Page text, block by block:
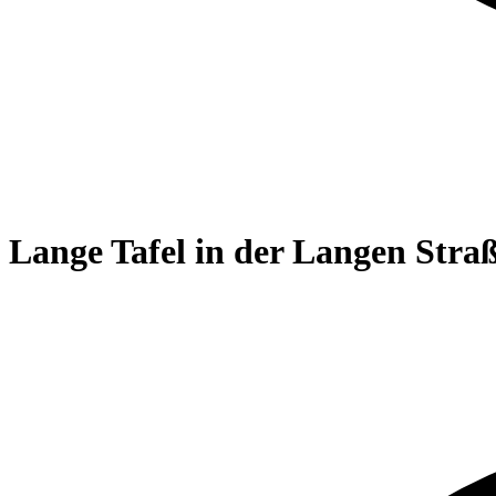
Lange Tafel in der Langen